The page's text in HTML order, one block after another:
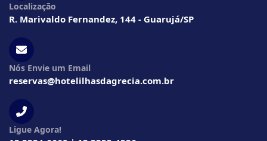
Localização
R. Marivaldo Fernandez, 144 - Guarujá/SP
Nós Envie um Email
reservas@hotelilhasdagrecia.com.br
Ligue Agora!